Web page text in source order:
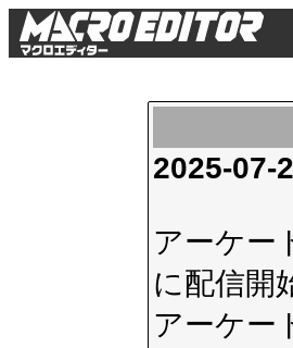
2025-07-
アーケー
に配信開
アーケー